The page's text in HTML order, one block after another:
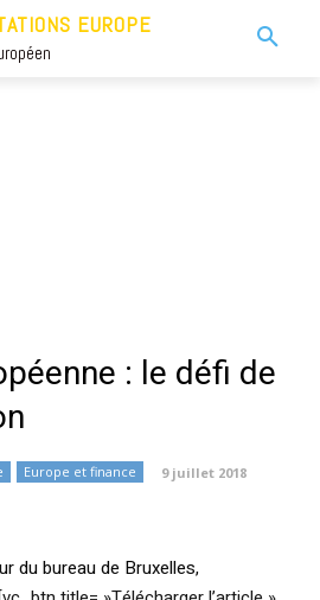
EUROPE
: le défi de
Europe et finance 9 juillet 2018
du bureau de Bruxelles,